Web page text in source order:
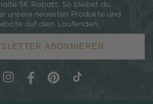
5€ Rabatt. So bleibst du
unsere neuesten Produkte und
auf dem Laufenden.
ABONNIEREN